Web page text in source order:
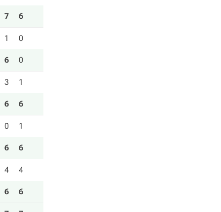
7 6
1 0
6 0
3 1
6 6
0 1
6 6
4 4
6 6